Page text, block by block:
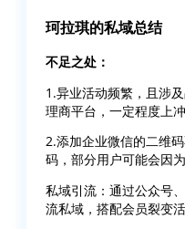
珂拉琪的私域总结
不足之处：
1.异业活动频繁，且涉
理商平台，一定程度上
2.添加企业微信的二维
码，部分用户可能会因
私域引流：通过公众号
流私域，搭配会员裂变